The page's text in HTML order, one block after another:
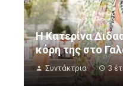
Η Κατερίνα
κόρη της στο
Συντάκτρια 3